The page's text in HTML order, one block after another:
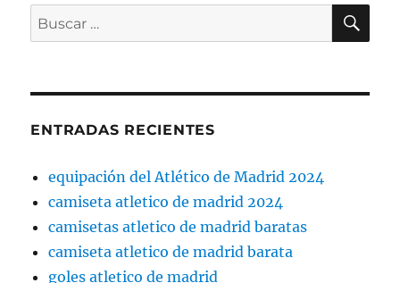
Buscar
por:
ENTRADAS RECIENTES
equipación del Atlético de Madrid 2024
camiseta atletico de madrid 2024
camisetas atletico de madrid baratas
camiseta atletico de madrid barata
goles atletico de madrid